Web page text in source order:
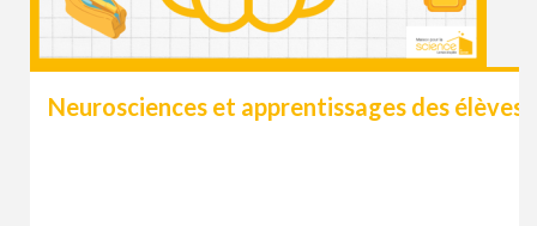
Neurosciences et apprentissages des